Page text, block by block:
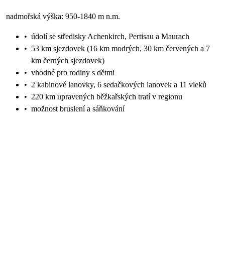
nadmořská výška: 950-1840 m n.m.
• údolí se středisky Achenkirch, Pertisau a Maurach
• 53 km sjezdovek (16 km modrých, 30 km červených a 7
km černých sjezdovek)
• vhodné pro rodiny s dětmi
• 2 kabinové lanovky, 6 sedačkových lanovek a 11 vleků
• 220 km upravených běžkařských tratí v regionu
• možnost bruslení a sáňkování